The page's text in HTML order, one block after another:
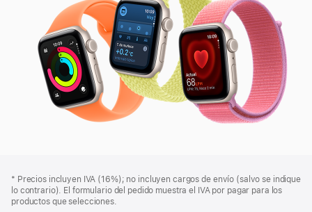
3
de
página
a
pie
Nota
a
pie
* Precios incluyen IVA (16%); no incluyen cargos de envío (salvo se indique
lo contrario). El formulario del pedido muestra el IVA por pagar para los
productos que selecciones.